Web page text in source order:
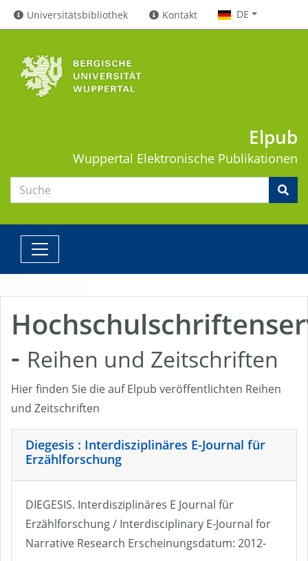
Universitätsbibliothek Kontakt DE
Elpub
Wuppertal Elektronische Publikationen
- Reihen und Zeitschriften
Hier finden Sie die auf Elpub veröffentlichten Reihen
und Zeitschriften
Diegesis : Interdisziplinäres E-Journal für
Erzählforschung
DIEGESIS. Interdisziplinäres E Journal für
Erzählforschung / Interdisciplinary E-Journal for
Narrative Research Erscheinungsdatum: 2012-